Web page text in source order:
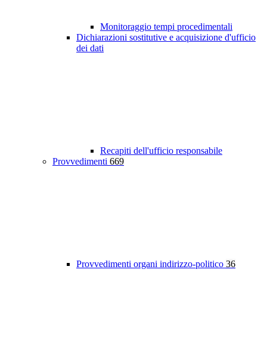
Monitoraggio tempi procedimentali
Dichiarazioni sostitutive e acquisizione d'ufficio
dei dati
Recapiti dell'ufficio responsabile
Provvedimenti 669
Provvedimenti organi indirizzo-politico 36